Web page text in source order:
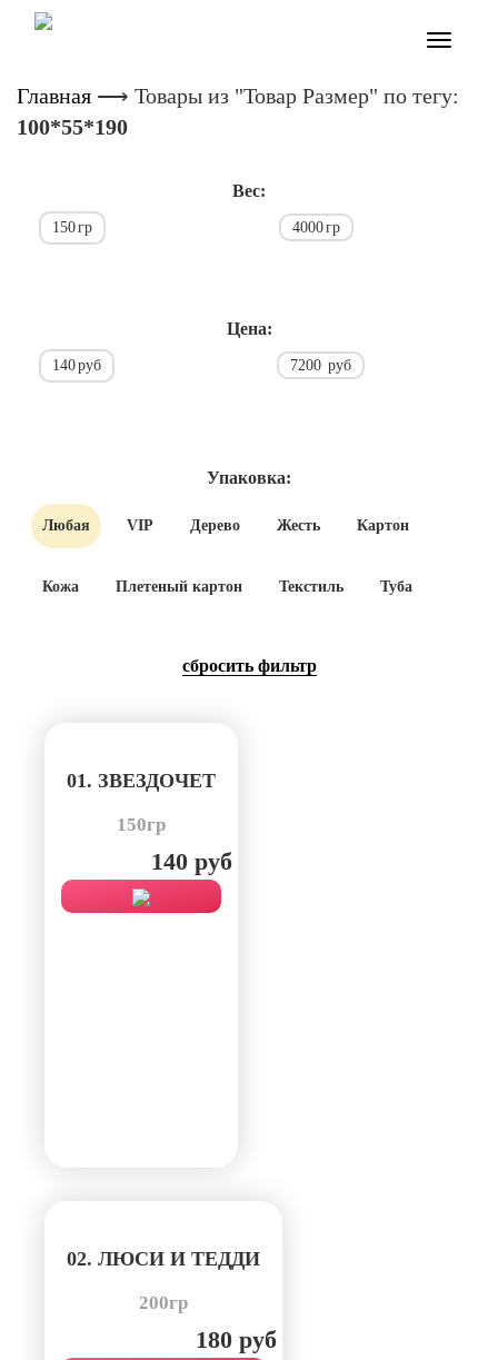
Toggle
Главная ⟶ Товары из "Товар Размер" по тегу:
100*55*190
Вес:
150гр 4000гр
Цена:
140руб 7200 руб
Упаковка:
Любая VIP Дерево Жесть Картон
Кожа Плетеный картон Текстиль Туба
cбросить фильтр
01. ЗВЕЗДОЧЕТ
150гр
140 руб
02. ЛЮСИ И ТЕДДИ
200гр
180 руб